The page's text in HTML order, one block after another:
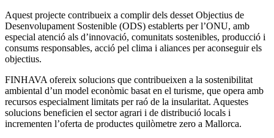
Aquest projecte contribueix a complir dels desset Objectius de
Desenvolupament Sostenible (ODS) establerts per l’ONU, amb
especial atenció als d’innovació, comunitats sostenibles, producció i
consums responsables, acció pel clima i aliances per aconseguir els
objectius.
FINHAVA ofereix solucions que contribueixen a la sostenibilitat
ambiental d’un model econòmic basat en el turisme, que opera amb
recursos especialment limitats per raó de la insularitat. Aquestes
solucions beneficien el sector agrari i de distribució locals i
incrementen l’oferta de productes quilòmetre zero a Mallorca.